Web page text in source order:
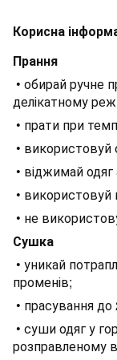
Корисна
Прання
• обирай ручне
делікатному
• прати при
• використовуй
• віджимай
• використовуй
• не
Сушка
• уникай
променів;
• прасування до
• суши одяг у
розправленому